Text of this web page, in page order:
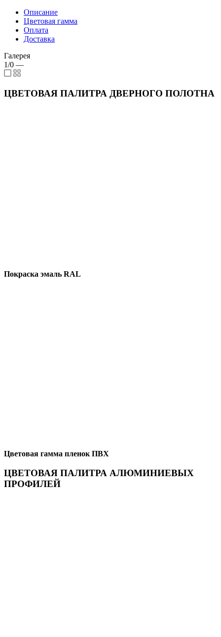
Описание
Цветовая гамма
Оплата
Доставка
Галерея
1/0 —
ЦВЕТОВАЯ ПАЛИТРА ДВЕРНОГО ПОЛОТНА
Покраска эмаль RAL
Цветовая гамма пленок ПВХ
ЦВЕТОВАЯ ПАЛИТРА АЛЮМИНИЕВЫХ
ПРОФИЛЕЙ